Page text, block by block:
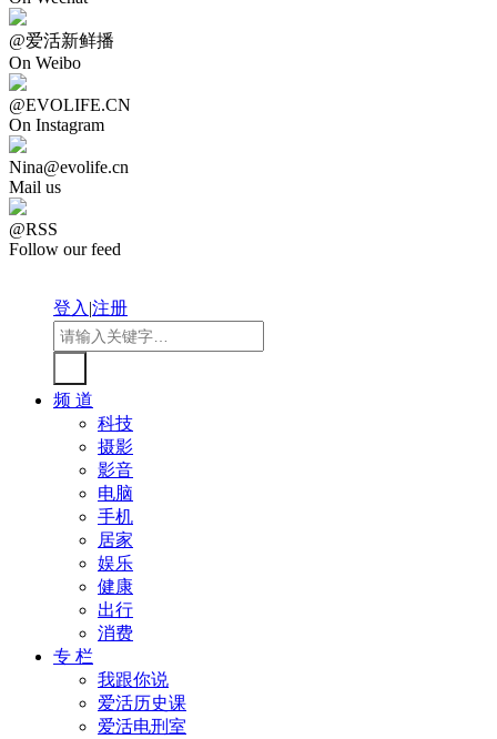
@爱活新鲜播
On Weibo
@EVOLIFE.CN
On Instagram
Nina@evolife.cn
Mail us
@RSS
Follow our feed
登入|注册
频 道
科技
摄影
影音
电脑
手机
居家
娱乐
健康
出行
消费
专 栏
我跟你说
爱活历史课
爱活电刑室